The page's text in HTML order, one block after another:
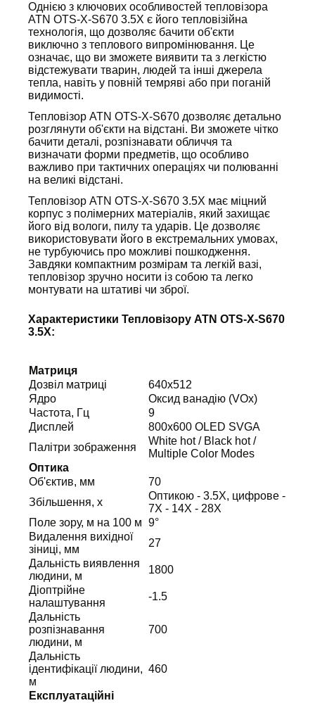
Однією з ключових особливостей тепловізора
ATN OTS-X-S670 3.5X є його тепловізійна
технологія, що дозволяє бачити об'єкти
виключно з теплового випромінювання. Це
означає, що ви зможете виявити та з легкістю
відстежувати тварин, людей та інші джерела
тепла, навіть у повній темряві або при поганій
видимості.
Тепловізор ATN OTS-X-S670 дозволяє детально
розглянути об'єкти на відстані. Ви зможете чітко
бачити деталі, розпізнавати обличчя та
визначати форми предметів, що особливо
важливо при тактичних операціях чи полюванні
на великі відстані.
Тепловізор ATN OTS-X-S670 3.5X має міцний
корпус з полімерних матеріалів, який захищає
його від вологи, пилу та ударів. Це дозволяє
використовувати його в екстремальних умовах,
не турбуючись про можливі пошкодження.
Завдяки компактним розмірам та легкій вазі,
тепловізор зручно носити із собою та легко
монтувати на штативі чи зброї.
Характеристики Тепловізору ATN OTS-X-S670
3.5X:
Матриця
Дозвіл матриці
640x512
Ядро
Оксид ванадію (VOx)
Частота, Гц
9
Дисплей
800x600 OLED SVGA
Палітри зображення
White hot / Black hot /
Multiple Color Modes
Оптика
Об'єктив, мм
70
Збільшення, х
Оптикою - 3.5X, цифрове -
7X - 14X - 28X
Поле зору, м на 100 м 9°
Видалення вихідної
зіниці, мм
27
Дальність виявлення
людини, м
1800
Діоптрійне
налаштування
-1.5
Дальність
розпізнавання
людини, м
700
Дальність
ідентифікації людини,
м
460
Експлуатаційні